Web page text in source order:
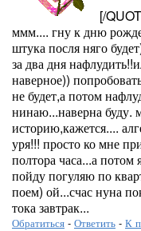
[/
ммм.... гну к дню
штука посля няго
за два дня
наверное))
не будет,а потом
нинаю...наверна буду.
историю,кажется....
уря!!! просто ко мне
полтора часа...а
пойду погуляю по
поем) ой...счас нуна
тока завтрак...
Обратиться - Ответить - К